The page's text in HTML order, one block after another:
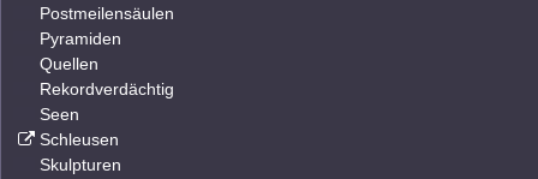
Postmeilensäulen
Pyramiden
Quellen
Rekordverdächtig
Seen
Schleusen
Skulpturen